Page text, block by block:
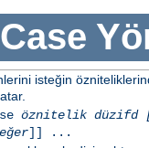
isteğin
öznitelik düzifd
]] ...